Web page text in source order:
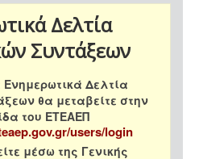
Δελτία
Συντάξεων
Ενημερωτικά Δελτία
θα μεταβείτε στην
του ΕΤΕΑΕΠ
users/login
μέσω της Γενικής